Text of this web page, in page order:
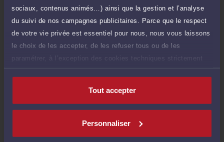
sociaux, contenus animés…) ainsi que la gestion et l’analyse
du suivi de nos campagnes publicitaires. Parce que le respect
de votre vie privée est essentiel pour nous, nous vous laissons
le choix de les accepter, de les refuser tous ou de les
paramétrer, à l’exception des cookies techniques strictement
nécessaires au fonctionnement du site.
Tout accepter
Personnaliser
Consulter par écrit
Payer des honoraires ou une facture
Vous souhaitez payer une facture ou des
honoraires à l’avocat par Carte Bancaire.
Payer
Compétences